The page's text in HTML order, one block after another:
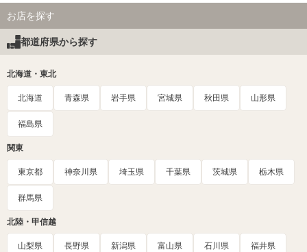
お店を探す
都道府県から探す
北海道・東北
北海道 青森県 岩手県 宮城県 秋田県 山形県
福島県
関東
東京都 神奈川県 埼玉県 千葉県 茨城県 栃木県
群馬県
北陸・甲信越
山梨県 長野県 新潟県 富山県 石川県 福井県